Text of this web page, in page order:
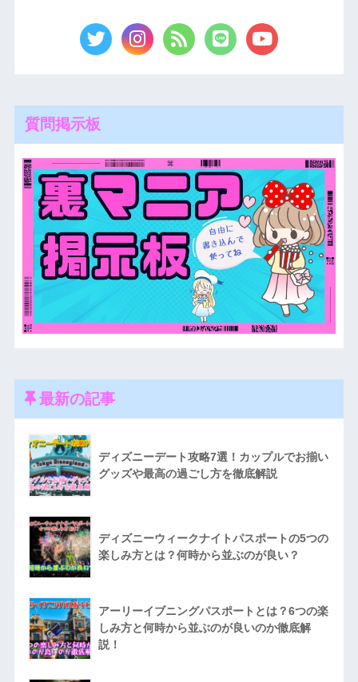
質問掲示板
最新の記事
ディズニーデート攻略7選！カップルでお揃い
グッズや最高の過ごし方を徹底解説
ディズニーウィークナイトパスポートの5つの
楽しみ方とは？何時から並ぶのが良い？
アーリーイブニングパスポートとは？6つの楽
しみ方と何時から並ぶのが良いのか徹底解
説！